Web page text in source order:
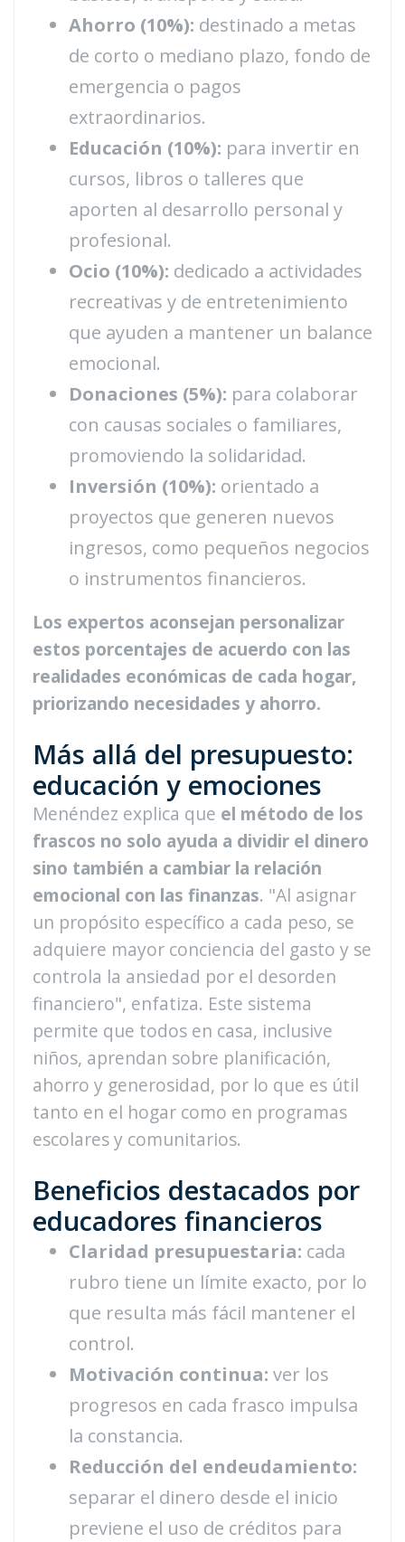
Ahorro (10%): destinado a metas
de corto o mediano plazo, fondo de
emergencia o pagos
extraordinarios.
Educación (10%): para invertir en
cursos, libros o talleres que
aporten al desarrollo personal y
profesional.
Ocio (10%): dedicado a actividades
recreativas y de entretenimiento
que ayuden a mantener un balance
emocional.
Donaciones (5%): para colaborar
con causas sociales o familiares,
promoviendo la solidaridad.
Inversión (10%): orientado a
proyectos que generen nuevos
ingresos, como pequeños negocios
o instrumentos financieros.
Los expertos aconsejan personalizar
estos porcentajes de acuerdo con las
realidades económicas de cada hogar,
priorizando necesidades y ahorro.
Más allá del presupuesto:
educación y emociones
Menéndez explica que el método de los
frascos no solo ayuda a dividir el dinero
sino también a cambiar la relación
emocional con las finanzas. "Al asignar
un propósito específico a cada peso, se
adquiere mayor conciencia del gasto y se
controla la ansiedad por el desorden
financiero", enfatiza. Este sistema
permite que todos en casa, inclusive
niños, aprendan sobre planificación,
ahorro y generosidad, por lo que es útil
tanto en el hogar como en programas
escolares y comunitarios.
Beneficios destacados por
educadores financieros
Claridad presupuestaria: cada
rubro tiene un límite exacto, por lo
que resulta más fácil mantener el
control.
Motivación continua: ver los
progresos en cada frasco impulsa
la constancia.
Reducción del endeudamiento:
separar el dinero desde el inicio
previene el uso de créditos para